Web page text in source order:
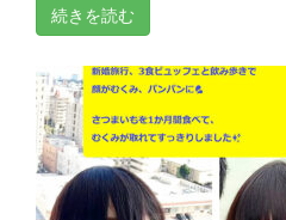
続きを読む